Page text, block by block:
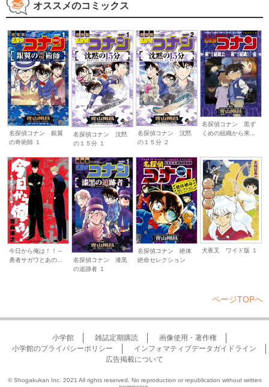
オススメのコミックス
名探偵コナン 銀翼
の奇術師 １
名探偵コナン 沈黙
の１５分 １
名探偵コナン 沈黙
の１５分 ２
名探偵コナン 黒ず
くめの組織から来...
今日から俺は！！～
勇者サガワとあの...
名探偵コナン 漆黒
の追跡者 １
名探偵コナン 絶体
絶命セレクション
犬夜叉 ワイド版 １
ページTOPへ
小学館 雑誌定期購読
画像使用・著作権
小学館のプライバシーポリシー
インフォマティブデータガイドライン
広告掲載について
© Shogakukan Inc. 2021 All rights reserved. No reproduction or republication without written